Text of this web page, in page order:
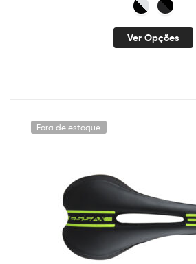
Ver Opções
Fora de estoque